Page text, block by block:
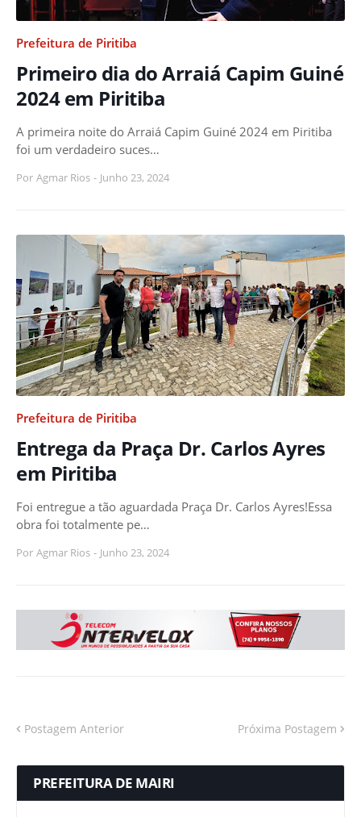
Prefeitura de Piritiba
Primeiro dia do Arraiá Capim Guiné
2024 em Piritiba
A primeira noite do Arraiá Capim Guiné 2024 em Piritiba
foi um verdadeiro suces…
Por Agmar Rios - Junho 23, 2024
Prefeitura de Piritiba
Entrega da Praça Dr. Carlos Ayres
em Piritiba
Foi entregue a tão aguardada Praça Dr. Carlos Ayres!Essa
obra foi totalmente pe…
Por Agmar Rios - Junho 23, 2024
Postagem Anterior Próxima Postagem
PREFEITURA DE MAIRI